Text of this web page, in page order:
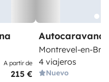
A partir de
215 €
Autocaravana
Montrevel-en-
4 viajeros
Nuevo